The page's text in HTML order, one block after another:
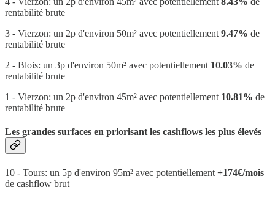
rentabilité brute
3 - Vierzon: un 2p d'environ 50m² avec potentiellement 9.47% de
rentabilité brute
2 - Blois: un 3p d'environ 50m² avec potentiellement 10.03% de
rentabilité brute
1 - Vierzon: un 2p d'environ 45m² avec potentiellement 10.81% de
rentabilité brute
Les grandes surfaces en priorisant les cashflows les plus élevés
10 - Tours: un 5p d'environ 95m² avec potentiellement +174€/mois
de cashflow brut